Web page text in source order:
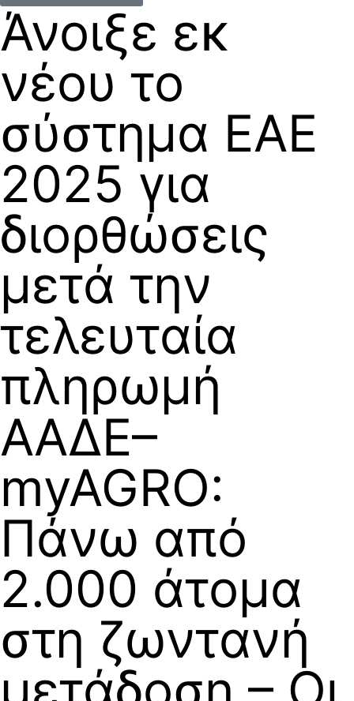
Άνοιξε εκ
νέου το
σύστημα ΕΑΕ
2025 για
διορθώσεις
μετά την
τελευταία
πληρωμή
ΑΑΔΕ–
myAGRO:
Πάνω από
2.000 άτομα
στη ζωντανή